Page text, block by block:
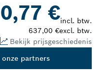
€incl. btw.
637,00 €excl. btw.
Bekijk prijsgeschiedenis
partners